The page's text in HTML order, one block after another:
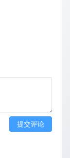
提交评论